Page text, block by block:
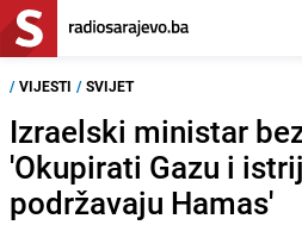
/ VIJESTI / SVIJET
Izraelski ministar
'Okupirati Gazu i
podržavaju Hamas'